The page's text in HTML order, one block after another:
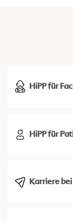
HiPP für
HiPP für
Karriere bei